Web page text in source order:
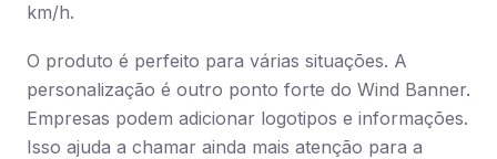
km/h.
O produto é perfeito para várias situações. A
personalização é outro ponto forte do Wind Banner.
Empresas podem adicionar logotipos e informações.
Isso ajuda a chamar ainda mais atenção para a